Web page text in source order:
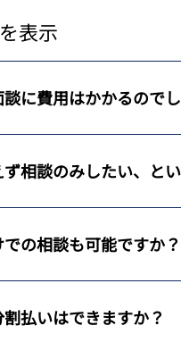
表示
に費用はかかるので
ず相談のみしたい、と
の相談も可能ですか？
払いはできますか？